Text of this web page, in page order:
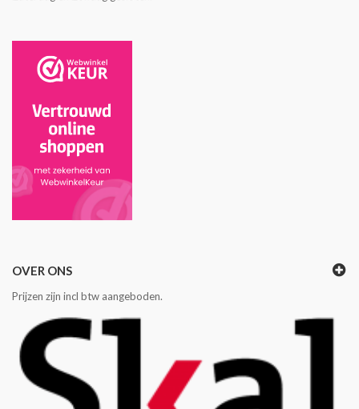
OVER ONS
Prijzen zijn incl btw aangeboden.